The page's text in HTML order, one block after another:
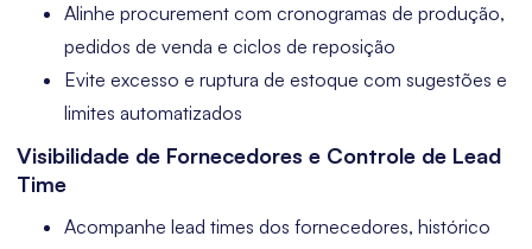
Alinhe procurement com cronogramas de produção,
pedidos de venda e ciclos de reposição
Evite excesso e ruptura de estoque com sugestões e
limites automatizados
Visibilidade de Fornecedores e Controle de Lead
Time
Acompanhe lead times dos fornecedores, histórico